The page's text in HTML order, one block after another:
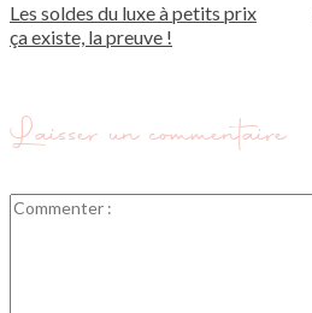
Les soldes du luxe à petits prix
ça existe, la preuve !
Laisser un commentaire